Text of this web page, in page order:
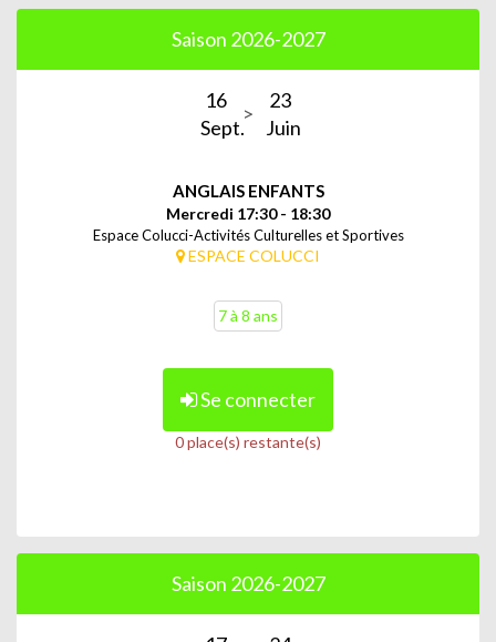
Saison 2026-2027
16
Sept.
23
Juin
ANGLAIS ENFANTS
Mercredi 17:30 - 18:30
Espace Colucci-Activités Culturelles et Sportives
ESPACE COLUCCI
7 à 8 ans
Se connecter
0 place(s) restante(s)
Saison 2026-2027